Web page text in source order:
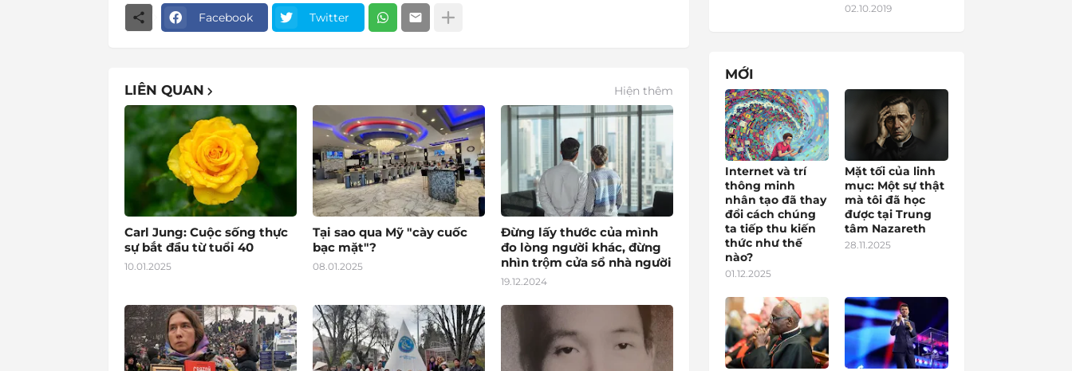
Facebook Twitter
LIÊN QUAN Hiện thêm
Carl Jung: Cuộc sống thực
sự bắt đầu từ tuổi 40
10.01.2025
Tại sao qua Mỹ "cày cuốc
bạc mặt"?
08.01.2025
Đừng lấy thước của mình
đo lòng người khác, đừng
nhìn trộm cửa sổ nhà người
19.12.2024
02.10.2019
MỚI
Internet và trí
thông minh
nhân tạo đã thay
đổi cách chúng
ta tiếp thu kiến
thức như thế
nào?
01.12.2025
Mặt tối của linh
mục: Một sự thật
mà tôi đã học
được tại Trung
tâm Nazareth
28.11.2025